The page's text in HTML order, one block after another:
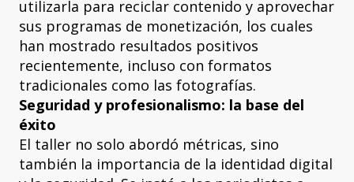
utilizarla para reciclar contenido y aprovechar
sus programas de monetización, los cuales
han mostrado resultados positivos
recientemente, incluso con formatos
tradicionales como las fotografías.
Seguridad y profesionalismo: la base del
éxito
El taller no solo abordó métricas, sino
también la importancia de la identidad digital